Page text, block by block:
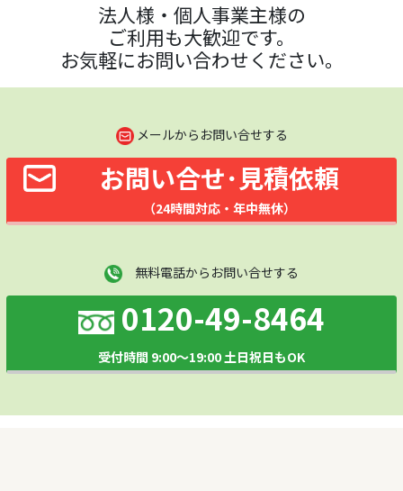
法人様・個人事業主様の
ご利用も大歓迎です。
お気軽にお問い合わせください。
メールからお問い合せする
お問い合せ･見積依頼
（24時間対応・年中無休）
無料電話からお問い合せする
0120-49-8464
受付時間 9:00～19:00 土日祝日もOK